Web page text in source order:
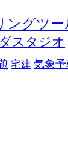
ングツー
スタジオ
宅建 気象